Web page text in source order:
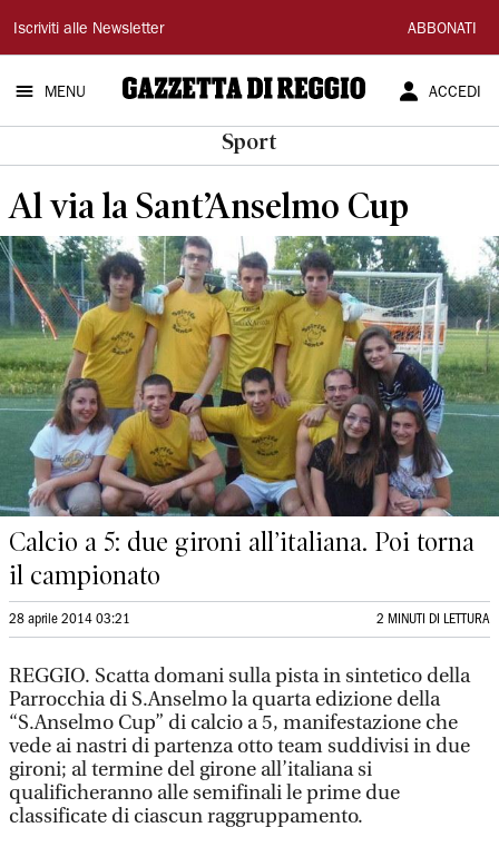
Gazzetta
di
Reggio
Iscriviti alle Newsletter ABBONATI
MENU ACCEDI
Sport
Al via la Sant’Anselmo Cup
Calcio a 5: due gironi all’italiana. Poi torna
il campionato
28 aprile 2014 03:21 2 MINUTI DI LETTURA
REGGIO. Scatta domani sulla pista in sintetico della
Parrocchia di S.Anselmo la quarta edizione della
“S.Anselmo Cup” di calcio a 5, manifestazione che
vede ai nastri di partenza otto team suddivisi in due
gironi; al termine del girone all’italiana si
qualificheranno alle semifinali le prime due
classificate di ciascun raggruppamento.